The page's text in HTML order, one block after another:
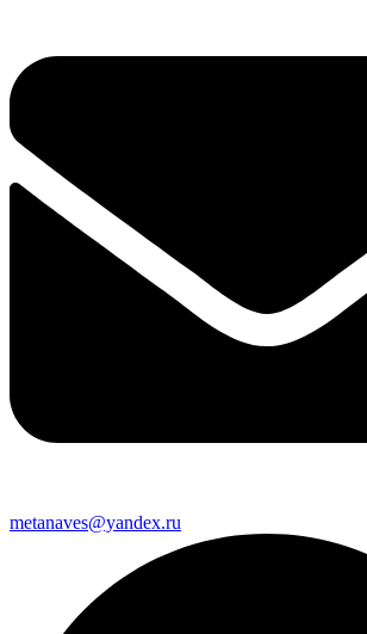
metanaves@yandex.ru